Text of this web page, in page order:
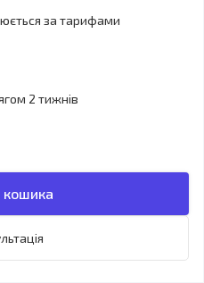
за тарифами
2 тижнів